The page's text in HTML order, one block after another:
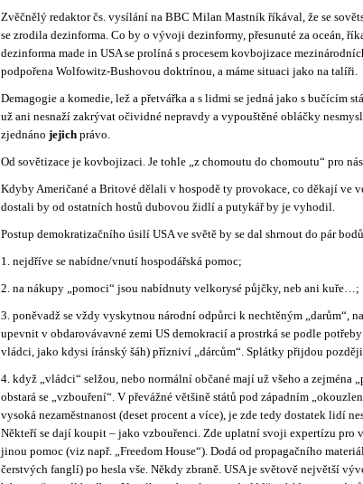
Zvěčnělý redaktor čs. vysílání na BBC Milan Mastník říkával, že se
se zrodila dezinforma. Co by o vývoji dezinformy, přesunuté za oceán,
dezinforma made in USA se prolíná s procesem kovbojizace
podpořena Wolfowitz-Bushovou doktrínou, a máme situaci jako na talíři.
Demagogie a komedie, lež a přetvářka a s lidmi se jedná jako s bučícím
už ani nesnaží zakrývat očividné nepravdy a vypouštěné obláčky
zjednáno jejich právo.
Od sovětizace je kovbojizaci. Je tohle „z chomoutu do chomoutu“ pro
Kdyby Američané a Britové dělali v hospodě ty provokace, co děkají ve
dostali by od ostatních hostů dubovou židlí a putykář by je vyhodil.
Postup demokratizačního úsilí USA ve světě by se dal shrnout do pár
1. nejdříve se nabídne/vnutí hospodářská pomoc;
2. na nákupy „pomoci“ jsou nabídnuty velkorysé půjčky, neb ani kuře…;
3. poněvadž se vždy vyskytnou národní odpůrci k nechtěným „darům“,
upevnit v obdarovávavné zemi US demokracií a prostrká se podle
vládci, jako kdysi íránský šáh) přízniví „dárcům“. Splátky přijdou
4. když „vládci“ selžou, nebo normální občané mají už všeho a zejména
obstará se „vzbouření“. V převážné většině států pod západním
vysoká nezaměstnanost (deset procent a více), je zde tedy dostatek lidí
Někteří se dají koupit – jako vzbouřenci. Zde uplatní svoji expertízu pro
jinou pomoc (viz např. „Freedom House“). Dodá od propagačního
čerstvých fanglí) po hesla vše. Někdy zbraně. USA je světově největší